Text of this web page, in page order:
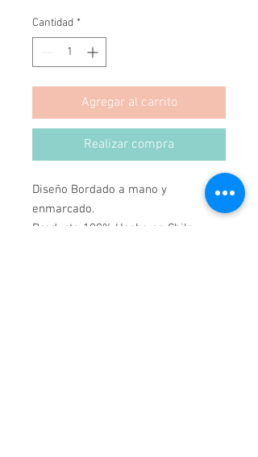
Cantidad *
Agregar al carrito
Realizar compra
Diseño Bordado a mano y
enmarcado.
Producto 100% Hecho en Chile.